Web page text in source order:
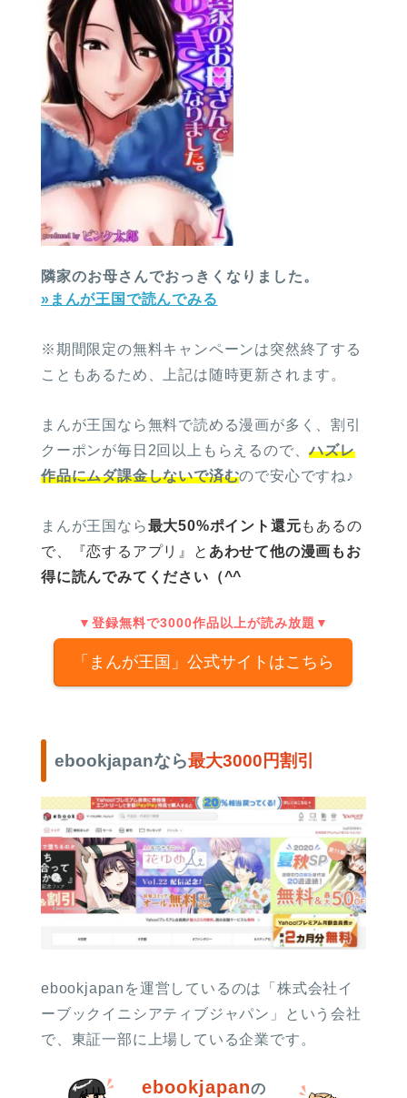
隣家のお母さんでおっきくなりました。
»まんが王国で読んでみる
※期間限定の無料キャンペーンは突然終了する
こともあるため、上記は随時更新されます。
まんが王国なら無料で読める漫画が多く、割引
クーポンが毎日2回以上もらえるので、ハズレ
作品にムダ課金しないで済むので安心ですね♪
まんが王国なら最大50%ポイント還元もあるの
で、
『恋するアプリ』と あわせて他の漫画もお
得に読んでみてください（^^
▼登録無料で3000作品以上が読み放題▼
「まんが王国」公式サイトはこちら
ebookjapanなら最大3000円割引
ebookjapanを運営しているのは「株式会社イ
ーブックイニシアティブジャパン」という会社
で、東証一部に上場している企業です。
ebookjapanの